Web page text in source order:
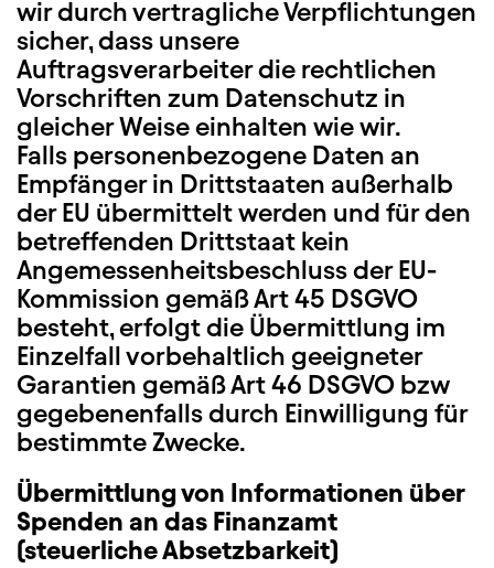
wir durch vertragliche Verpflichtungen
sicher, dass unsere
Auftragsverarbeiter die rechtlichen
Vorschriften zum Datenschutz in
gleicher Weise einhalten wie wir.
Falls personenbezogene Daten an
Empfänger in Drittstaaten außerhalb
der EU übermittelt werden und für den
betreffenden Drittstaat kein
Angemessenheitsbeschluss der EU-
Kommission gemäß Art 45 DSGVO
besteht, erfolgt die Übermittlung im
Einzelfall vorbehaltlich geeigneter
Garantien gemäß Art 46 DSGVO bzw
gegebenenfalls durch Einwilligung für
bestimmte Zwecke.
Übermittlung von Informationen über
Spenden an das Finanzamt
(steuerliche Absetzbarkeit)